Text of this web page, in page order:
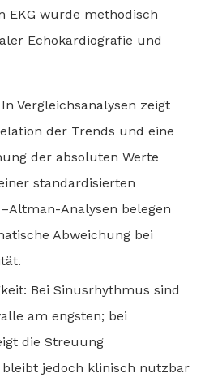
EKG wurde methodisch
Echokardiografie und
Vergleichsanalysen zeigt
der Trends und eine
der absoluten Werte
standardisierten
Analysen belegen
Abweichung bei
Bei Sinusrhythmus sind
am engsten; bei
die Streuung
jedoch klinisch nutzbar